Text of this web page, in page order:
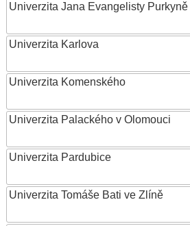
Univerzita Jana Evangelisty
Univerzita Karlova
Univerzita Komenského
Univerzita Palackého v Olomouci
Univerzita Pardubice
Univerzita Tomáše Bati ve Zlíně